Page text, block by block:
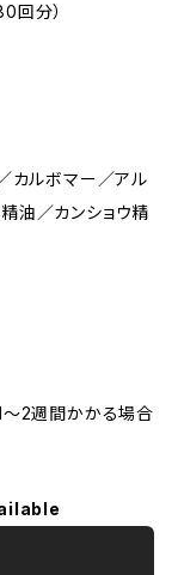
回分）
カルボマー／アル
油／カンショウ精
～2週間かかる場合